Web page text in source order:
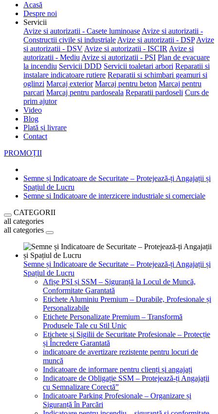
Acasă
Despre noi
Servicii
Avize si autorizatii - Casete luminoase Avize si autorizatii -
Constructii civile si industriale Avize si autorizatii - DSP Avize
si autorizatii - DSV Avize si autorizatii - ISCIR Avize si
autorizatii - Mediu Avize si autorizatii - PSI Plan de evacuare
la incendiu Servicii DDD Servicii toaletari arbori Reparatii si
instalare indicatoare rutiere Reparatii si schimbari geamuri si
oglinzi Marcaj exterior Marcaj pentru beton Marcaj pentru
parcari Marcaj pentru pardoseala Reparatii pardoseli Curs de
prim ajutor
Video
Blog
Plată și livrare
Contact
PROMOȚII
Semne și Indicatoare de Securitate – Protejează-ți Angajații și
Spațiul de Lucru
Semne si Indicatoare de interzicere industriale si comerciale
CATEGORII
all categories
all categories
Semne și Indicatoare de Securitate – Protejează-ți Angajații și
Spațiul de Lucru
Afișe PSI și SSM – Siguranță la Locul de Muncă,
Conformitate Garantată
Etichete Aluminiu Premium – Durabile, Profesionale și
Personalizabile
Etichete Personalizate Premium – Transformă
Produsele Tale cu Stil Unic
Etichete și Sigilii de Securitate Profesionale – Protecție
și Încredere Garantată
indicatoare de avertizare rezistente pentru locuri de
muncă
Indicatoare de informare pentru clienți și angajați
Indicatoare de Obligație SSM – Protejează-ți Angajații
cu Semnalizare Corectă”
Indicatoare Parking Profesionale – Organizare și
Siguranță în Parcări